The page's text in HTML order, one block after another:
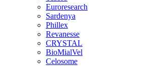
Euroresearch
Sardenya
Phillex
Revanesse
CRYSTAL
BioMialVel
Celosome